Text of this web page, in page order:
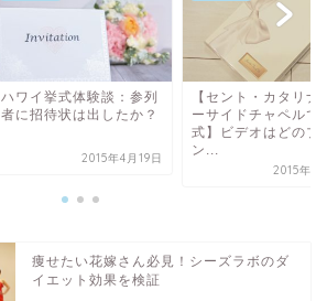
ハワイ挙式体験談：参列
者に招待状は出したか？
2015年4月19日
【セント・カタリナ
ーサイドチャペルで
式】ビデオはどのプ
ン...
2015年9
痩せたい花嫁さん必見！シーズラボのダ
イエット効果を検証